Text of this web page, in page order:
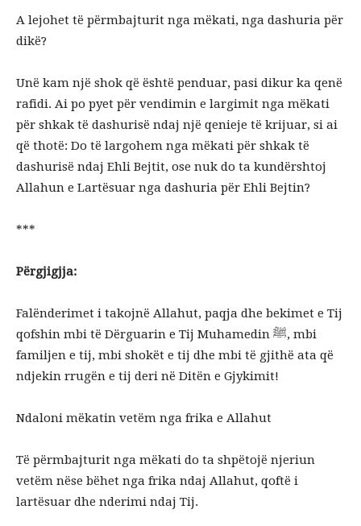
A lejohet të përmbajturit nga mëkati, nga dashuria për
dikë?
Unë kam një shok që është penduar, pasi dikur ka qenë
rafidi. Ai po pyet për vendimin e largimit nga mëkati
për shkak të dashurisë ndaj një qenieje të krijuar, si ai
që thotë: Do të largohem nga mëkati për shkak të
dashurisë ndaj Ehli Bejtit, ose nuk do ta kundërshtoj
Allahun e Lartësuar nga dashuria për Ehli Bejtin?
***
Përgjigjja:
Falënderimet i takojnë Allahut, paqja dhe bekimet e Tij
qofshin mbi të Dërguarin e Tij Muhamedin ﷺ, mbi
familjen e tij, mbi shokët e tij dhe mbi të gjithë ata që
ndjekin rrugën e tij deri në Ditën e Gjykimit!
Ndaloni mëkatin vetëm nga frika e Allahut
Të përmbajturit nga mëkati do ta shpëtojë njeriun
vetëm nëse bëhet nga frika ndaj Allahut, qoftë i
lartësuar dhe nderimi ndaj Tij.